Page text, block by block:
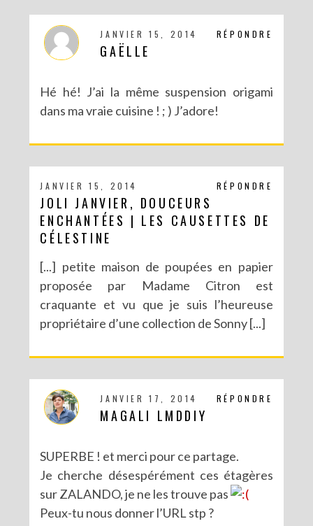
RÉPONDRE
JANVIER 15, 2014
GAËLLE
Hé hé! J’ai la même suspension origami
dans ma vraie cuisine ! ; ) J’adore!
RÉPONDRE
JANVIER 15, 2014
JOLI JANVIER, DOUCEURS
ENCHANTÉES | LES CAUSETTES DE
CÉLESTINE
[...] petite maison de poupées en papier
proposée par Madame Citron est
craquante et vu que je suis l’heureuse
propriétaire d’une collection de Sonny [...]
RÉPONDRE
JANVIER 17, 2014
MAGALI LMDDIY
SUPERBE ! et merci pour ce partage.
Je cherche désespérément ces étagères
sur ZALANDO, je ne les trouve pas
Peux-tu nous donner l’URL stp ?